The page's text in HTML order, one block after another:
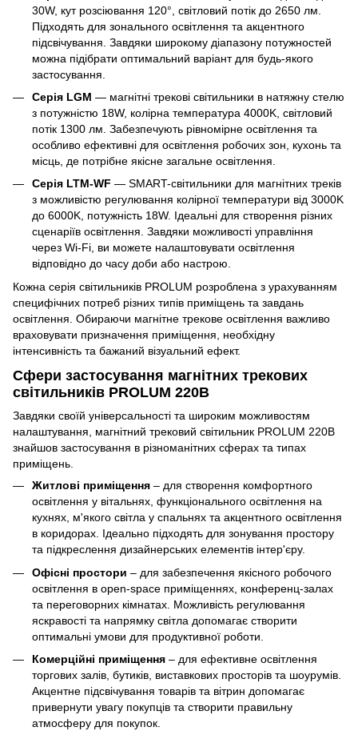
30W, кут розсіювання 120°, світловий потік до 2650 лм.
Підходять для зонального освітлення та акцентного
підсвічування. Завдяки широкому діапазону потужностей
можна підібрати оптимальний варіант для будь-якого
застосування.
Серія LGM — магнітні трекові світильники в натяжну стелю
з потужністю 18W, колірна температура 4000K, світловий
потік 1300 лм. Забезпечують рівномірне освітлення та
особливо ефективні для освітлення робочих зон, кухонь та
місць, де потрібне якісне загальне освітлення.
Серія LTM-WF — SMART-світильники для магнітних треків
з можливістю регулювання колірної температури від 3000K
до 6000K, потужність 18W. Ідеальні для створення різних
сценаріїв освітлення. Завдяки можливості управління
через Wi-Fi, ви можете налаштовувати освітлення
відповідно до часу доби або настрою.
Кожна серія світильників PROLUM розроблена з урахуванням
специфічних потреб різних типів приміщень та завдань
освітлення. Обираючи магнітне трекове освітлення важливо
враховувати призначення приміщення, необхідну
інтенсивність та бажаний візуальний ефект.
Сфери застосування магнітних трекових
світильників PROLUM 220В
Завдяки своїй універсальності та широким можливостям
налаштування, магнітний трековий світильник PROLUM 220В
знайшов застосування в різноманітних сферах та типах
приміщень.
Житлові приміщення – для створення комфортного
освітлення у вітальнях, функціонального освітлення на
кухнях, м'якого світла у спальнях та акцентного освітлення
в коридорах. Ідеально підходять для зонування простору
та підкреслення дизайнерських елементів інтер'єру.
Офісні простори – для забезпечення якісного робочого
освітлення в open-space приміщеннях, конференц-залах
та переговорних кімнатах. Можливість регулювання
яскравості та напрямку світла допомагає створити
оптимальні умови для продуктивної роботи.
Комерційні приміщення – для ефективне освітлення
торгових залів, бутиків, виставкових просторів та шоурумів.
Акцентне підсвічування товарів та вітрин допомагає
привернути увагу покупців та створити правильну
атмосферу для покупок.